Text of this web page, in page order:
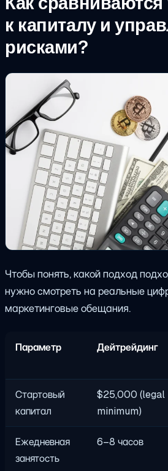
к капиталу и
рисками?
Чтобы понять, какой подход
нужно смотреть на реальные
маркетинговые обещания.
Параметр Дейтрейдинг
Стартовый
капитал
$25,000 (legal
minimum)
Ежедневная
занятость
6–8 часов